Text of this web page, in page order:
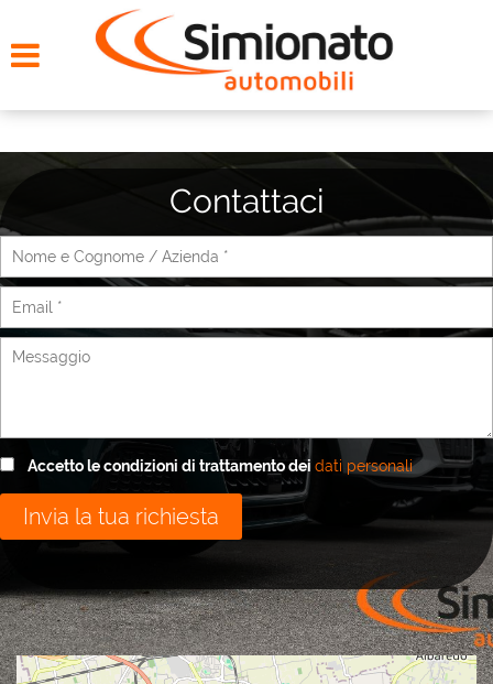
NOLEGGIO
SERVIZI
CONTATTI
Contattaci
Accetto le condizioni di trattamento dei dati personali